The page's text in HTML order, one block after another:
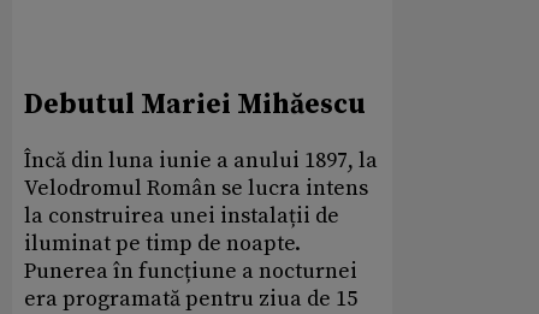
Debutul Mariei Mihăescu
Încă din luna iunie a anului 1897, la
Velodromul Român se lucra intens
la construirea unei instalații de
iluminat pe timp de noapte.
Punerea în funcțiune a nocturnei
era programată pentru ziua de 15